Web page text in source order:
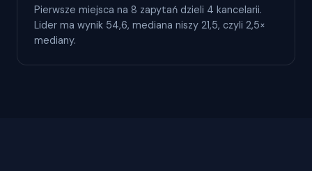
Pierwsze miejsca na 8 zapytań dzieli 4 kancelarii.
Lider ma wynik 54,6, mediana niszy 21,5, czyli 2,5×
mediany.